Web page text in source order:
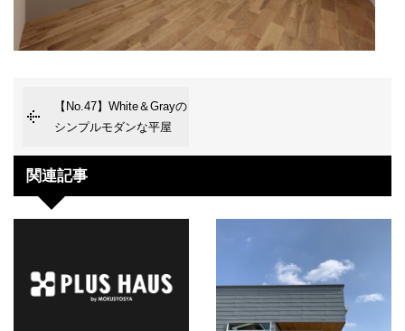
【No.47】White＆Grayの
シンプルモダンな平屋
関連記事